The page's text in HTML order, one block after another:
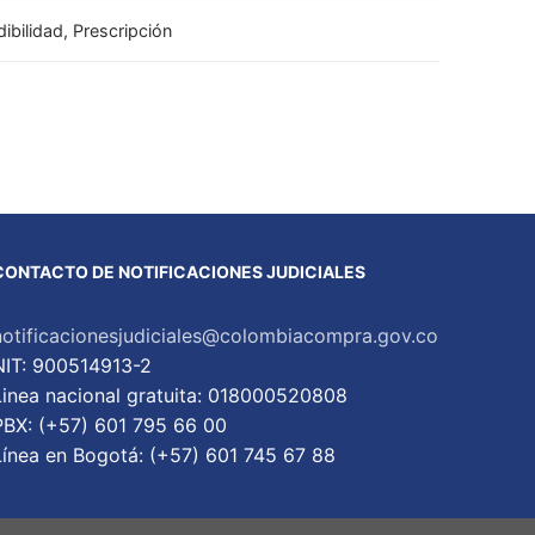
Prescripción
DE NOTIFICACIONES JUDICIALES
900514913-2
nacional gratuita: 018000520808
(+57) 601 795 66 00
en Bogotá: (+57) 601 745 67 88